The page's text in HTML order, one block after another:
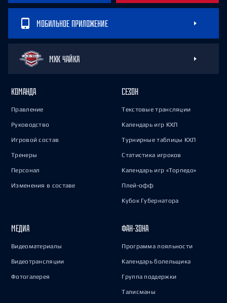
МОБИЛЬНОЕ ПРИЛОЖЕНИЕ
МХК ЧАЙКА
КОМАНДА
Правление
Руководство
Игровой состав
Тренеры
Персонал
Изменения в составе
СЕЗОН
Текстовые трансляции
Календарь игр КХЛ
Турнирные таблицы КХЛ
Статистика игроков
Календарь игр «Торпедо»
Плей-офф
Кубок Губернатора
МЕДИА
Видеоматериалы
Видеотрансляции
Фотогалерея
ФАН-ЗОНА
Программа лояльности
Календарь болельщика
Группа поддержки
Талисманы